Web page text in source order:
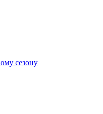
сезону